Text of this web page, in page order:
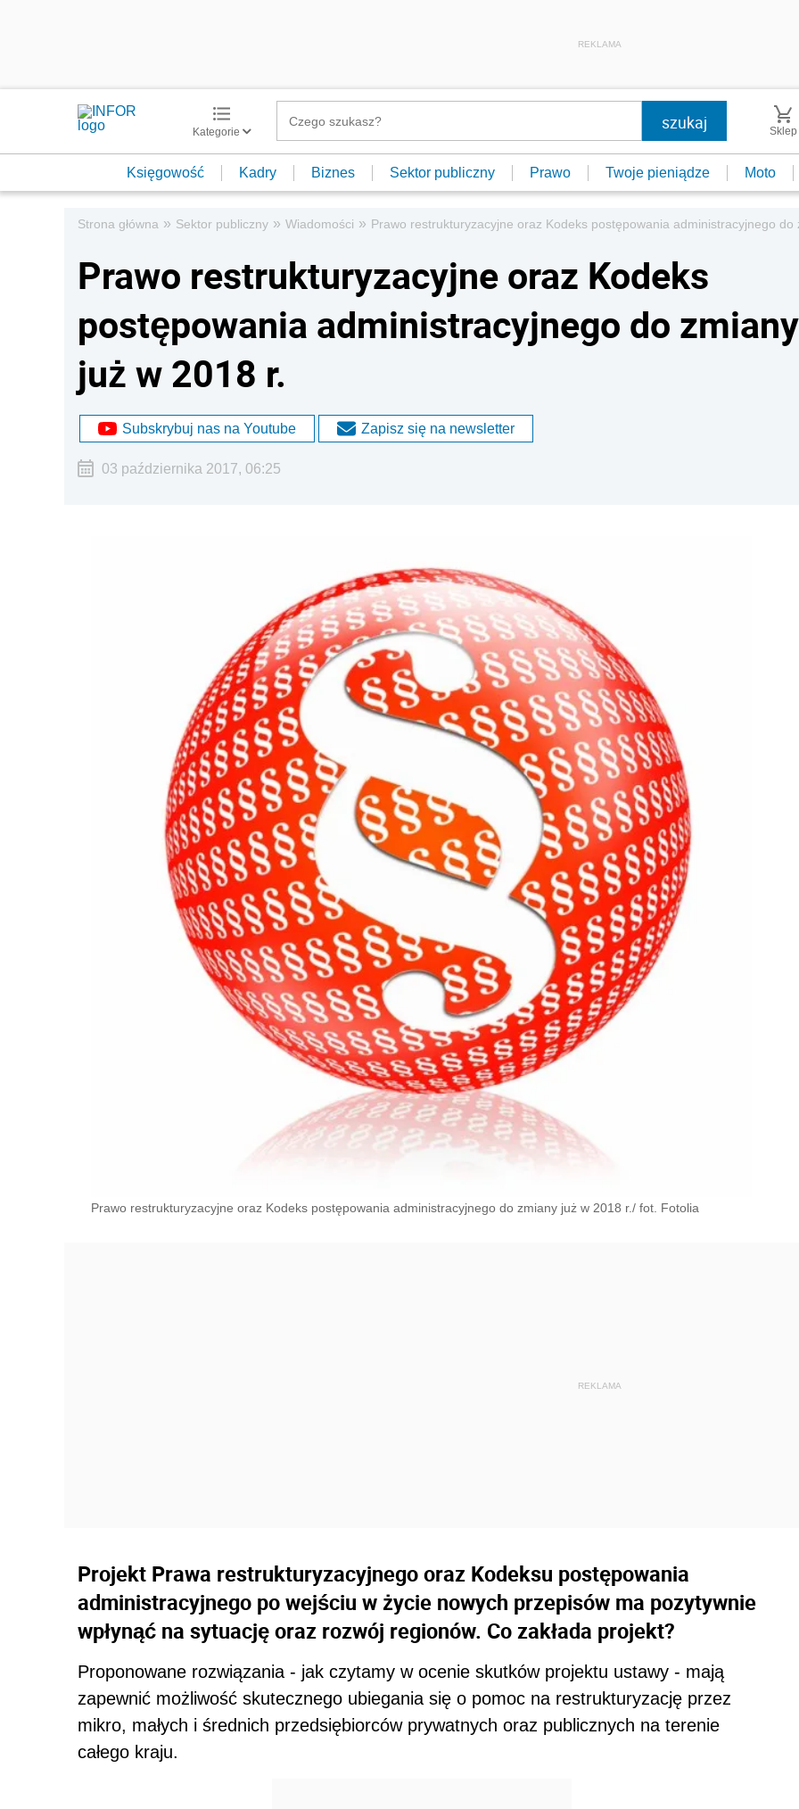
REKLAMA
Kategorie Sklep
Księgowość Kadry Biznes Sektor publiczny Prawo Twoje pieniądze Moto
Strona główna » Sektor publiczny » Wiadomości » Prawo restrukturyzacyjne oraz Kodeks postępowania administracyjnego do
Prawo restrukturyzacyjne oraz Kodeks
postępowania administracyjnego do zmiany
już w 2018 r.
Subskrybuj nas na Youtube Zapisz się na newsletter
03 października 2017, 06:25
Prawo restrukturyzacyjne oraz Kodeks postępowania administracyjnego do zmiany już w 2018 r./ fot. Fotolia
Projekt Prawa restrukturyzacyjnego oraz Kodeksu postępowania
administracyjnego po wejściu w życie nowych przepisów ma pozytywnie
wpłynąć na sytuację oraz rozwój regionów. Co zakłada projekt?
Proponowane rozwiązania - jak czytamy w ocenie skutków projektu ustawy - mają
zapewnić możliwość skutecznego ubiegania się o pomoc na restrukturyzację przez
mikro, małych i średnich przedsiębiorców prywatnych oraz publicznych na terenie
całego kraju.